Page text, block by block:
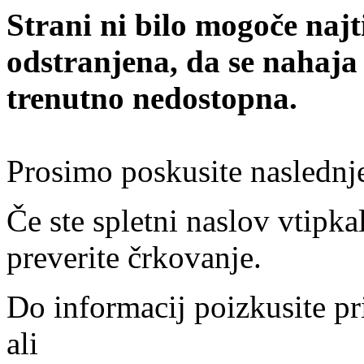
Strani ni bilo mogoče
odstranjena, da se
trenutno nedostopna.
Prosimo poskusite
Če ste spletni naslov
preverite črkovanje.
Do informacij poizkusite
ali